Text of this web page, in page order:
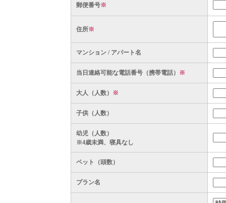
郵便番号※
住所※
マンション / アパート名
当日連絡可能な電話番号（携帯電話） ※
大人（人数） ※
子供（人数）
幼児（人数）
※4歳未満、寝具なし
ペット（頭数）
プラン名